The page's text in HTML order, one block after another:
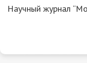
Научный журнал